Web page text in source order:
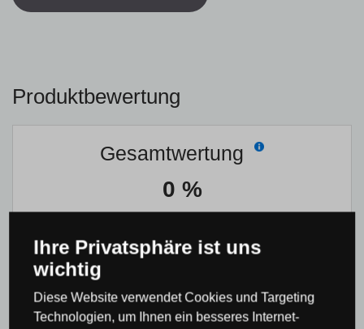
Produktbewertung
Gesamtwertung
0 %
Bisher hat noch niemand das Produkt bewertet
Ihre Privatsphäre ist uns
wichtig
Diese Website verwendet Cookies und Targeting
Technologien, um Ihnen ein besseres Internet-